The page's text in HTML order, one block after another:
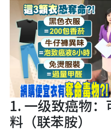
1. 一级致癌物
料（联苯胺）